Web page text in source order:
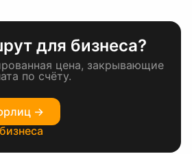
для бизнеса?
цена, закрывающие
по счёту.
→